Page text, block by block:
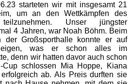
starteten wir mit insgesamt 21
um an den Wettkämpfen des
teilzunehmen. Unser jüngster
4 Jahren, war Noah Böhm. Beim
der Großsporthalle konnte er auf
was er schon alles im
denn wir hatten davor auch schon
Cup schlossen Mia Hoppe, Kiana
ab. Als Preis durften sie